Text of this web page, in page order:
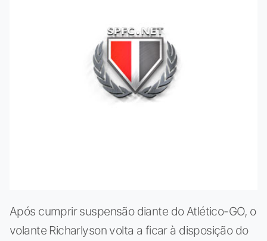
Após cumprir suspensão diante do Atlético-GO, o
volante Richarlyson volta a ficar à disposição do